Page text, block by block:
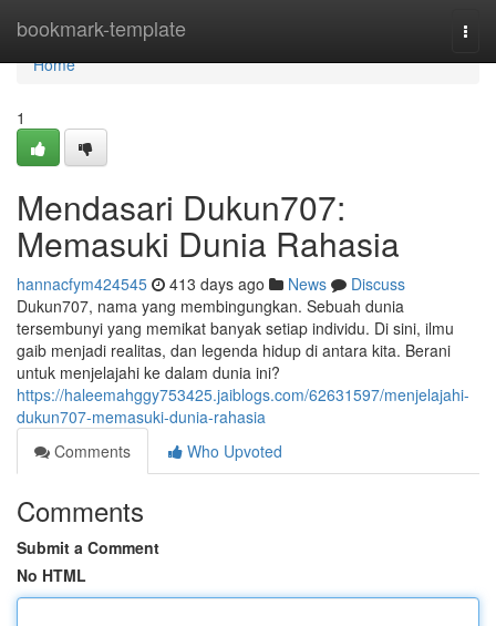
bookmark-template
Home
Home
1
Mendasari Dukun707:
Memasuki Dunia Rahasia
hannacfym424545 413 days ago News
Discuss
Dukun707, nama yang membingungkan. Sebuah dunia
tersembunyi yang memikat banyak setiap individu. Di sini, ilmu
gaib menjadi realitas, dan legenda hidup di antara kita. Berani
untuk menjelajahi ke dalam dunia ini?
https://haleemahggy753425.jaiblogs.com/62631597/menjelajahi-
dukun707-memasuki-dunia-rahasia
Comments
Who Upvoted
Comments
Submit a Comment
No HTML